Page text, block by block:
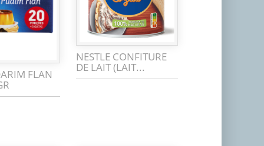
FLAN
NESTLE CONFITURE
DE LAIT (LAIT...